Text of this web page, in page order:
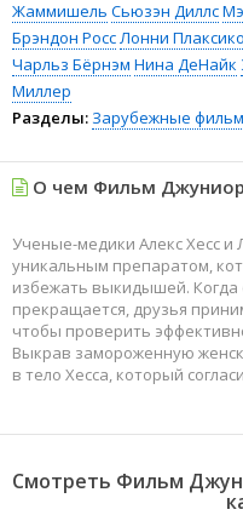
Жаммишель Сьюзэн Диллс
Брэндон РоссЛонни Плаксико
Чарльз Бёрнэм Нина ДеНайк
Миллер
Разделы: Зарубежные
О чем Фильм
Ученые-медики Алекс Хесс
уникальным препаратом,
избежать выкидышей.
прекращается, друзья
чтобы проверить
Выкрав замороженную
в тело Хесса, который
Смотреть Фильм